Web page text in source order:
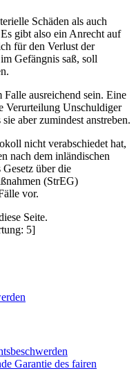
Schäden als auch
gibt also ein Anrecht auf
für den Verlust der
Gefängnis saß, soll
ausreichend sein. Eine
Verurteilung Unschuldiger
aber zumindest anstreben.
nicht verabschiedet hat,
nach dem inländischen
Gesetz über die
(StrEG)
vor.
Seite.
5]
Garantie des fairen